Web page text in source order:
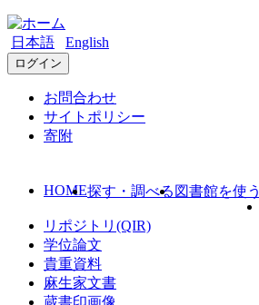
日本語 English
ログイン
お問合わせ
サイトポリシー
寄附
HOME探す・調べる 図書館を使う
リポジトリ(QIR)
学位論文
貴重資料
麻生家文書
蔵書印画像